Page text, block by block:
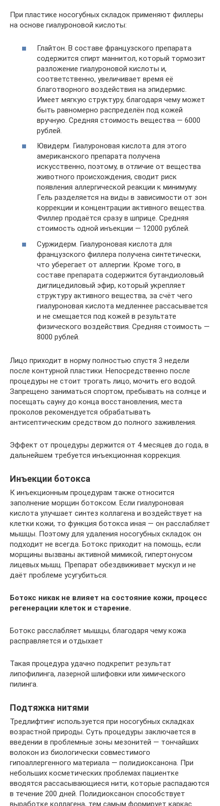
При пластике носогубных складок применяют филлеры
на основе гиалуроновой кислоты:
Глайтон. В составе французского препарата
содержится спирт маннитол, который тормозит
разложение гиалуроновой кислоты и,
соответственно, увеличивает время её
благотворного воздействия на эпидермис.
Имеет мягкую структуру, благодаря чему может
быть равномерно распределён под кожей
вручную. Средняя стоимость вещества — 6000
рублей.
Ювидерм. Гиалуроновая кислота для этого
американского препарата получена
искусственно, поэтому, в отличие от вещества
животного происхождения, сводит риск
появления аллергической реакции к минимуму.
Гель разделяется на виды в зависимости от зон
коррекции и концентрации активного вещества.
Филлер продаётся сразу в шприце. Средняя
стоимость одной инъекции — 12000 рублей.
Суржидерм. Гиалуроновая кислота для
французского филлера получена синтетически,
что уберегает от аллергии. Кроме того, в
составе препарата содержится бутандиоловый
диглицедиловый эфир, который укрепляет
структуру активного вещества, за счёт чего
гиалуроновая кислота медленнее рассасывается
и не смещается под кожей в результате
физического воздействия. Средняя стоимость —
8000 рублей.
Лицо приходит в норму полностью спустя 3 недели
после контурной пластики. Непосредственно после
процедуры не стоит трогать лицо, мочить его водой.
Запрещено заниматься спортом, пребывать на солнце и
посещать сауну до конца восстановления, места
проколов рекомендуется обрабатывать
антисептическим средством до полного заживления.
Эффект от процедуры держится от 4 месяцев до года, в
дальнейшем требуется инъекционная коррекция.
Инъекции ботокса
К инъекционным процедурам также относится
заполнение морщин ботоксом. Если гиалуроновая
кислота улучшает синтез коллагена и воздействует на
клетки кожи, то функция ботокса иная — он расслабляет
мышцы. Поэтому для удаления носогубных складок он
подходит не всегда. Ботокс приходит на помощь, если
морщины вызваны активной мимикой, гипертонусом
лицевых мышц. Препарат обездвиживает мускул и не
даёт проблеме усугубиться.
Ботокс никак не влияет на состояние кожи, процесс
регенерации клеток и старение.
Ботокс расслабляет мышцы, благодаря чему кожа
расправляется и отдыхает
Такая процедура удачно подкрепит результат
липофилинга, лазерной шлифовки или химического
пилинга.
Подтяжка нитями
Тредлифтинг используется при носогубных складках
возрастной природы. Суть процедуры заключается в
введении в проблемные зоны мезонитей — тончайших
волокон из биологически совместимого
гипоаллергенного материала — полидиоксанона. При
небольших косметических проблемах пациентке
вводятся рассасывающиеся нити, которые распадаются
в течение 200 дней. Полидиоксанон способствует
выработке коллагена, тем самым формирует каркас